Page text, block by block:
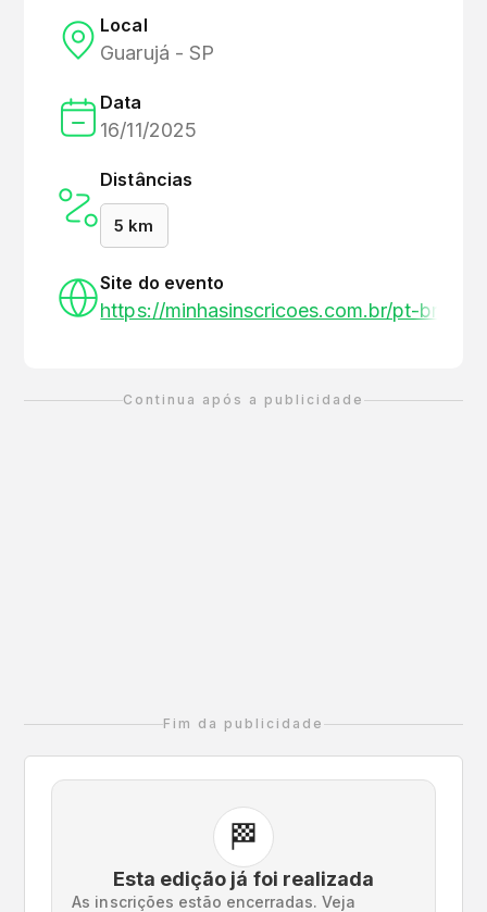
Local
Guarujá - SP
Data
16/11/2025
Distâncias
5 km
Site do evento
https://minhasinscricoes.com.br/pt-br/
Continua após a publicidade
Fim da publicidade
🏁
Esta edição já foi realizada
As inscrições estão encerradas. Veja